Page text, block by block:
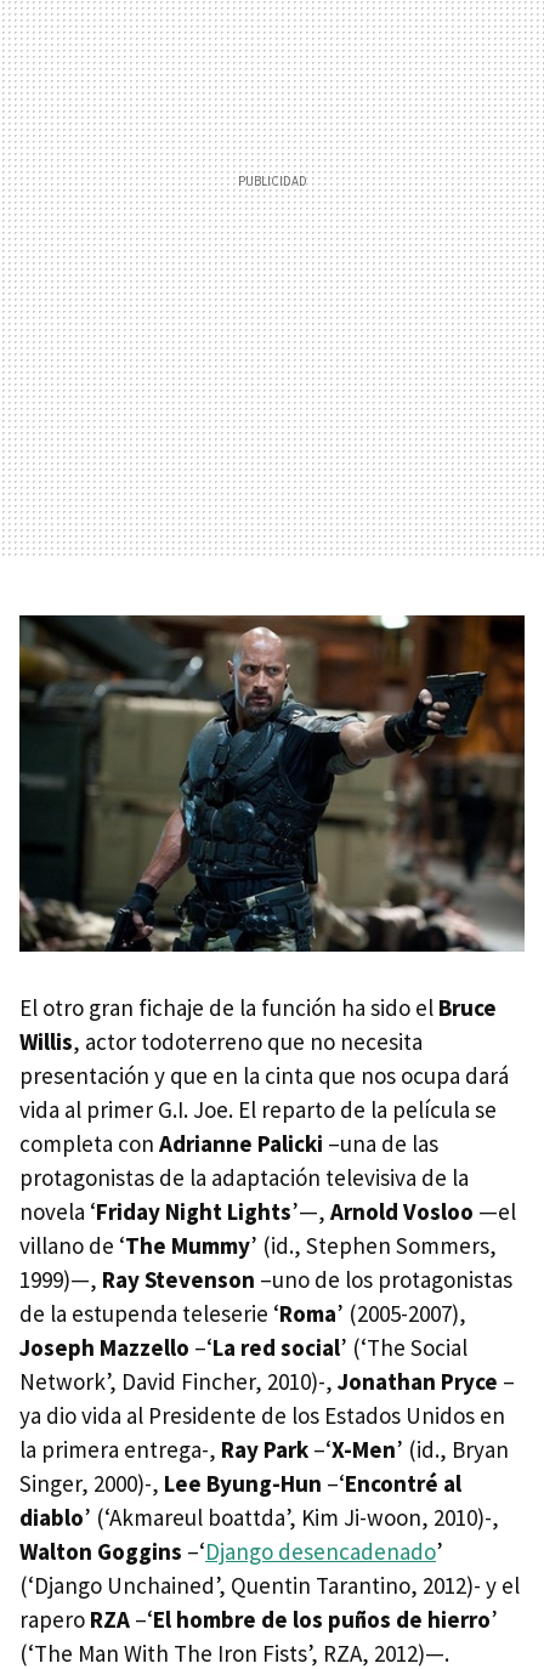
El otro gran fichaje de la función ha sido el Bruce
Willis, actor todoterreno que no necesita
presentación y que en la cinta que nos ocupa dará
vida al primer G.I. Joe. El reparto de la película se
completa con Adrianne Palicki –una de las
protagonistas de la adaptación televisiva de la
novela ‘Friday Night Lights’—, Arnold Vosloo —el
villano de ‘The Mummy’ (id., Stephen Sommers,
1999)—, Ray Stevenson –uno de los protagonistas
de la estupenda teleserie ‘Roma’ (2005-2007),
Joseph Mazzello –‘La red social’ (‘The Social
Network’, David Fincher, 2010)-, Jonathan Pryce –
ya dio vida al Presidente de los Estados Unidos en
la primera entrega-, Ray Park –‘X-Men’ (id., Bryan
Singer, 2000)-, Lee Byung-Hun –‘Encontré al
diablo’ (‘Akmareul boattda’, Kim Ji-woon, 2010)-,
Walton Goggins –‘Django desencadenado’
(‘Django Unchained’, Quentin Tarantino, 2012)- y el
rapero RZA –‘El hombre de los puños de hierro’
(‘The Man With The Iron Fists’, RZA, 2012)—.